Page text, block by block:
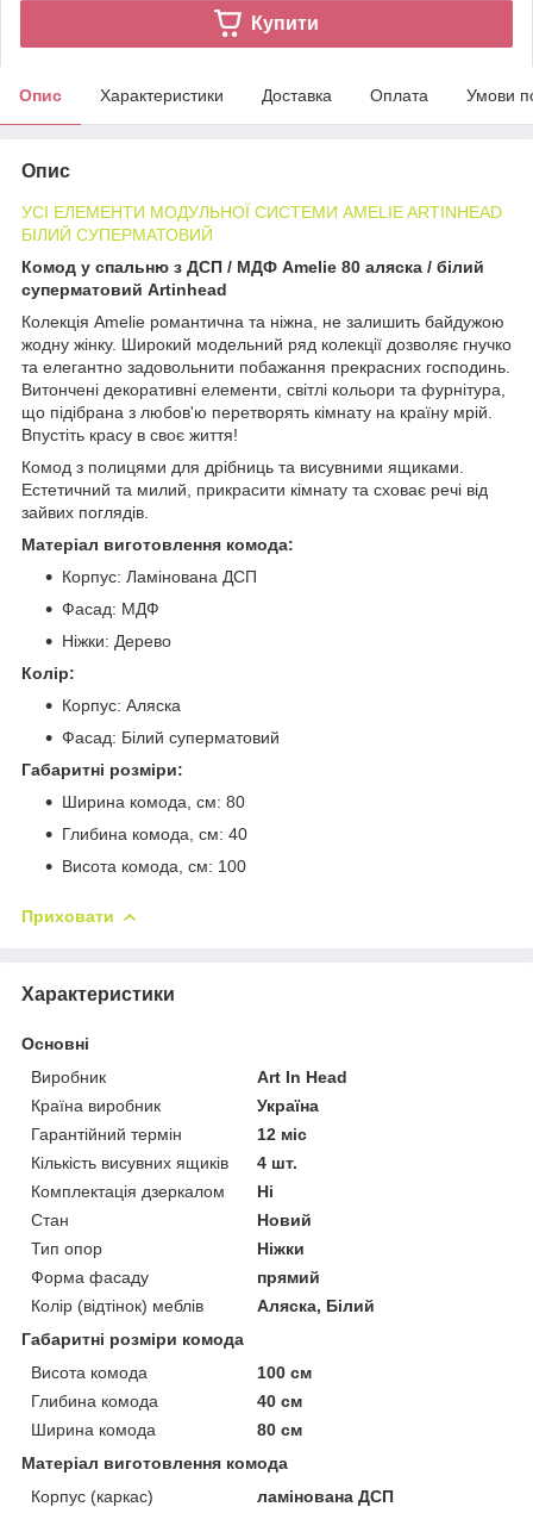
Купити
Опис Характеристики Доставка Оплата Умови
Опис
УСІ ЕЛЕМЕНТИ МОДУЛЬНОЇ СИСТЕМИ AMELIE ARTINHEAD
БІЛИЙ СУПЕРМАТОВИЙ
Комод у спальню з ДСП / МДФ Amelie 80 аляска / білий
суперматовий Artinhead
Колекція Amelie романтична та ніжна, не залишить байдужою
жодну жінку. Широкий модельний ряд колекції дозволяє гнучко
та елегантно задовольнити побажання прекрасних господинь.
Витончені декоративні елементи, світлі кольори та фурнітура,
що підібрана з любов'ю перетворять кімнату на країну мрій.
Впустіть красу в своє життя!
Комод з полицями для дрібниць та висувними ящиками.
Естетичний та милий, прикрасити кімнату та сховає речі від
зайвих поглядів.
Матеріал виготовлення комода:
Корпус: Ламінована ДСП
Фасад: МДФ
Ніжки: Дерево
Колір:
Корпус: Аляска
Фасад: Білий суперматовий
Габаритні розміри:
Ширина комода, см: 80
Глибина комода, см: 40
Висота комода, см: 100
Приховати
Характеристики
Основні
Виробник
Art In Head
Країна виробник
Україна
Гарантійний термін
12 міс
Кількість висувних ящиків
4 шт.
Комплектація дзеркалом
Ні
Стан
Новий
Тип опор
Ніжки
Форма фасаду
прямий
Колір (відтінок) меблів
Аляска, Білий
Габаритні розміри комода
Висота комода
100 см
Глибина комода
40 см
Ширина комода
80 см
Матеріал виготовлення комода
Корпус (каркас)
ламінована ДСП